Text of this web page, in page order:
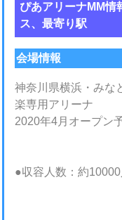
ぴあアリーナMM情
ス、最寄り駅
会場情報
神奈川県横浜・みな
楽専用アリーナ
2020年4月オープン
●収容人数：約10000